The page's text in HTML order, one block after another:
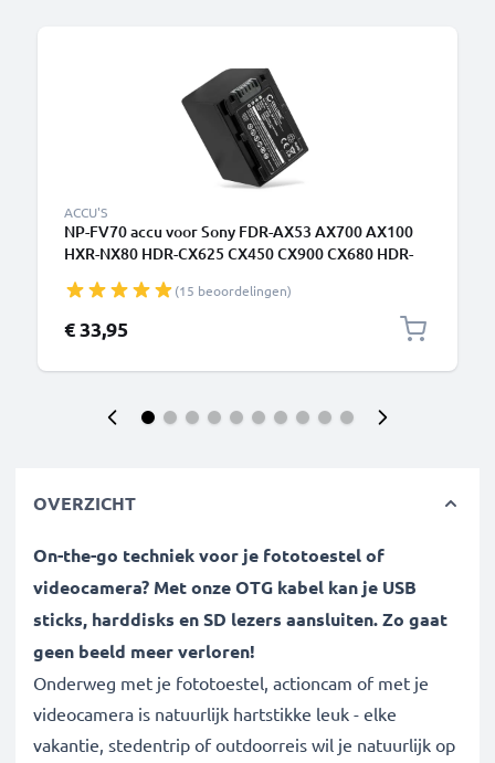
ACCU'S
NP-FV70 accu voor Sony FDR-AX53 AX700 AX100
HXR-NX80 HDR-CX625 CX450 CX900 CX680 HDR-
camera
(15 beoordelingen)
€ 33,95
OVERZICHT
On-the-go techniek voor je fototoestel of
videocamera? Met onze OTG kabel kan je USB
sticks, harddisks en SD lezers aansluiten. Zo gaat
geen beeld meer verloren!
Onderweg met je fototoestel, actioncam of met je
videocamera is natuurlijk hartstikke leuk - elke
vakantie, stedentrip of outdoorreis wil je natuurlijk op